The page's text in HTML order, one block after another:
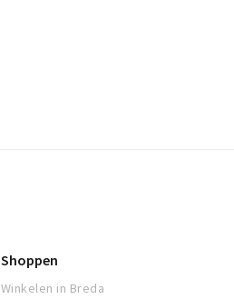
Shoppen
Winkelen in Breda